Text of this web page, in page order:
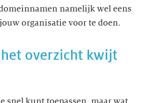
namelijk wel eens
het overzicht kwijt